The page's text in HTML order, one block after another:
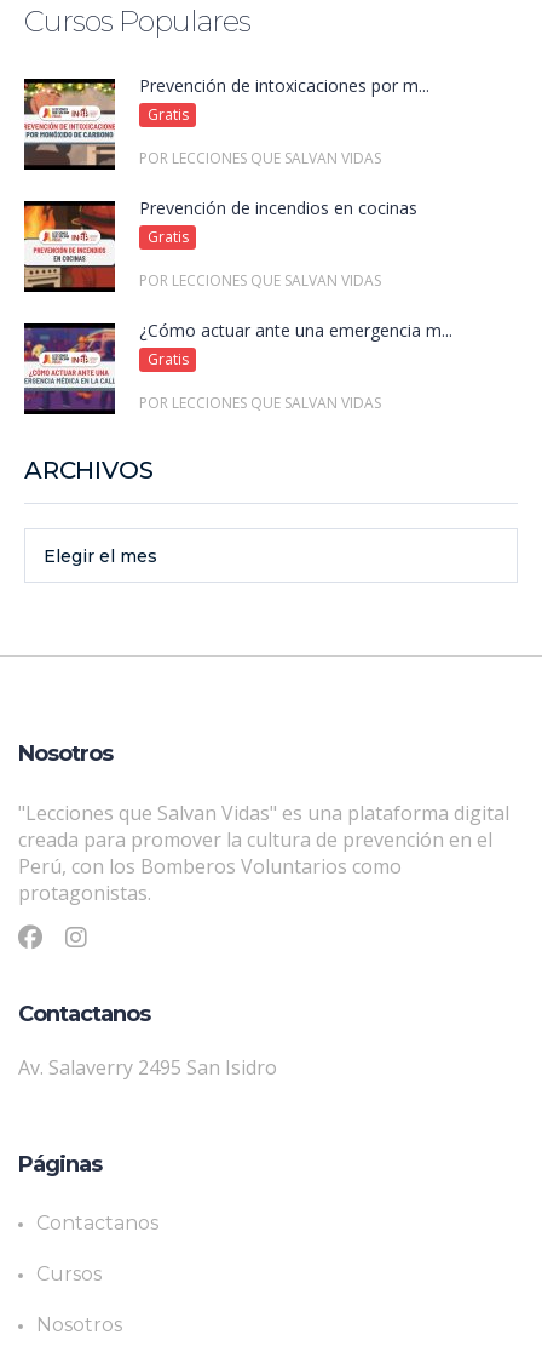
Cursos Populares
Prevención de intoxicaciones por m...
Gratis
POR LECCIONES QUE SALVAN VIDAS
Prevención de incendios en cocinas
Gratis
POR LECCIONES QUE SALVAN VIDAS
¿Cómo actuar ante una emergencia m...
Gratis
POR LECCIONES QUE SALVAN VIDAS
ARCHIVOS
Elegir el mes
Nosotros
"Lecciones que Salvan Vidas" es una plataforma digital
creada para promover la cultura de prevención en el
Perú, con los Bomberos Voluntarios como
protagonistas.
Contactanos
Av. Salaverry 2495 San Isidro
Páginas
Contactanos
Cursos
Nosotros